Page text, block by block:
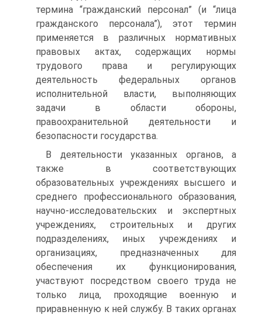
термина “гражданский персонал” (и “лица
гражданского персонала”), этот термин
применяется в различных нормативных
правовых актах, содержащих нормы
трудового права и регулирующих
деятельность федеральных органов
исполнительной власти, выполняющих
задачи в области обороны,
правоохранительной деятельности и
безопасности государства.
В деятельности указанных органов, а
также в соответствующих
образовательных учреждениях высшего и
среднего профессионального образования,
научно-исследовательских и экспертных
учреждениях, строительных и других
подразделениях, иных учреждениях и
организациях, предназначенных для
обеспечения их функционирования,
участвуют посредством своего труда не
только лица, проходящие военную и
приравненную к ней службу. В таких органах